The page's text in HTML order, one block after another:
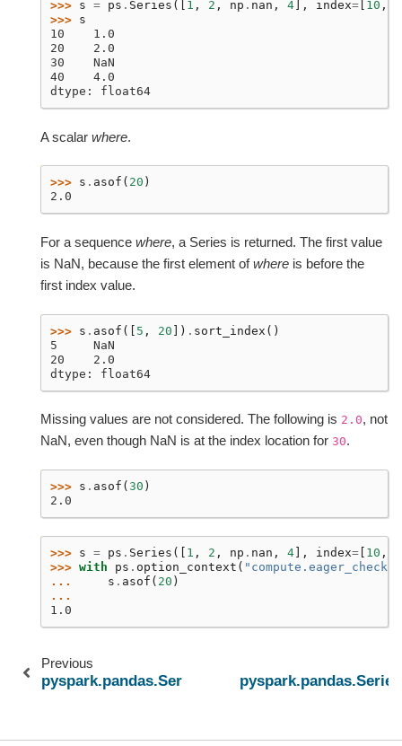
>>> s = ps . Series ([ 1 , 2 , np . nan , 4 ], index= 10 ,
>>> s
10    1.0
20    2.0
30    NaN
40    4.0
dtype: float64
A scalar where.
>>> s . asof ( 20 )
2.0
For a sequence where, a Series is returned. The first value
is NaN, because the first element ofwhere is before the
first index value.
>>> s . asof ([ 5 , 20 ]) . sort_index ()
5     NaN
20    2.0
dtype: float64
Missing values are not considered. The following is 2.0, not
NaN, even though NaN is at the index location for 30.
>>> s . asof ( 30 )
2.0
>>> s = ps . Series ([ 1 , 2 , np . nan , 4], index= [ 10 ,
>>> with ps . option_context ( "compute.eager_check"
...
s . asof ( 20 )
...
1.0
Previous
pyspark.pandas.Series.update